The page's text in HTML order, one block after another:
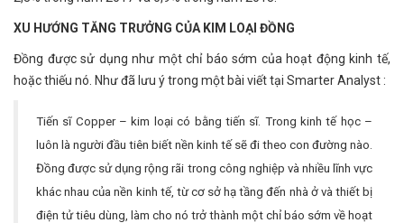
XU HƯỚNG TĂNG TRƯỞNG CỦA KIM LOẠI ĐỒNG
Đồng được sử dụng như một chỉ báo sớm của hoạt động kinh tế,
hoặc thiếu nó. Như đã lưu ý trong một bài viết tại Smarter Analyst :
Tiến sĩ Copper – kim loại có bằng tiến sĩ. Trong kinh tế học –
luôn là người đầu tiên biết nền kinh tế sẽ đi theo con đường nào.
Đồng được sử dụng rộng rãi trong công nghiệp và nhiều lĩnh vực
khác nhau của nền kinh tế, từ cơ sở hạ tầng đến nhà ở và thiết bị
điện tử tiêu dùng, làm cho nó trở thành một chỉ báo sớm về hoạt